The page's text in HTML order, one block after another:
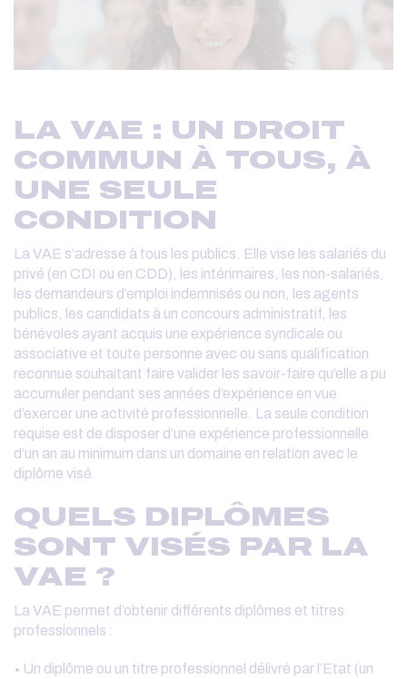
LA VAE : UN DROIT
COMMUN À TOUS, À
UNE SEULE
CONDITION
La VAE s’adresse à tous les publics. Elle vise les salariés du
privé (en CDI ou en CDD), les intérimaires, les non-salariés,
les demandeurs d’emploi indemnisés ou non, les agents
publics, les candidats à un concours administratif, les
bénévoles ayant acquis une expérience syndicale ou
associative et toute personne avec ou sans qualification
reconnue souhaitant faire valider les savoir-faire qu’elle a pu
accumuler pendant ses années d’expérience en vue
d’exercer une activité professionnelle. La seule condition
requise est de disposer d’une expérience professionnelle
d’un an au minimum dans un domaine en relation avec le
diplôme visé.
QUELS DIPLÔMES
SONT VISÉS PAR LA
VAE ?
La VAE permet d’obtenir différents diplômes et titres
professionnels :
Un diplôme ou un titre professionnel délivré par l’Etat (un